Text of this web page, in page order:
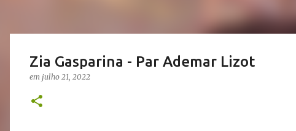
Zia Gasparina - Par Ademar Lizot
em julho 21, 2022